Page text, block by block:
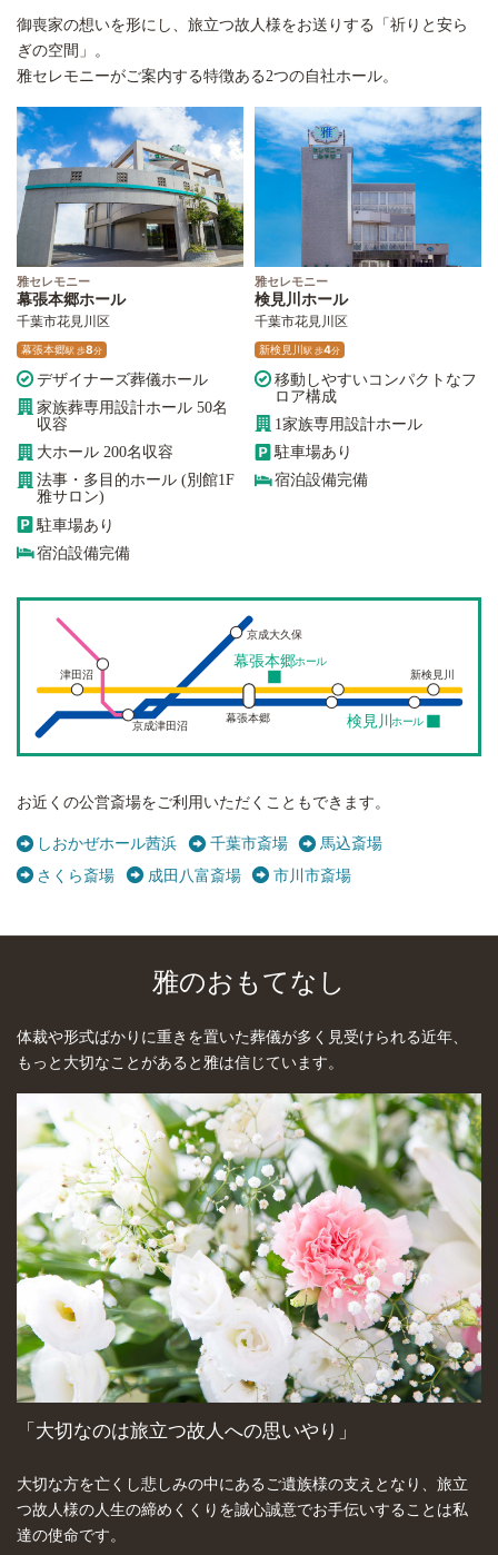
御喪家の想いを形にし、旅立つ故人様をお送りする「祈りと安ら
ぎの空間」。
雅セレモニーがご案内する特徴ある2つの自社ホール。
雅セレモニー
幕張本郷ホール
千葉市花見川区
幕張本郷駅歩8分
デザイナーズ葬儀ホール
家族葬専用設計ホール 50名
収容
大ホール 200名収容
法事・多目的ホール (別館1F
雅サロン)
駐車場あり
宿泊設備完備
雅セレモニー
検見川ホール
千葉市花見川区
新検見川駅歩4分
移動しやすいコンパクトなフ
ロア構成
1家族専用設計ホール
駐車場あり
宿泊設備完備
幕張本郷ホール
検見川ホール
幕張本郷
京成大久保
京成津田沼
津田沼 新検見川
お近くの公営斎場をご利用いただくこともできます。
しおかぜホール茜浜 千葉市斎場
馬込斎場
さくら斎場
成田八富斎場 市川市斎場
雅のおもてなし
体裁や形式ばかりに重きを置いた葬儀が多く見受けられる近年、
もっと大切なことがあると雅は信じています。
「大切なのは旅立つ故人への思いやり」
大切な方を亡くし悲しみの中にあるご遺族様の支えとなり、旅立
つ故人様の人生の締めくくりを誠心誠意でお手伝いすることは私
達の使命です。